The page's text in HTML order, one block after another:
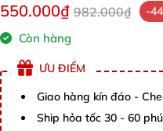
550.000₫ 982.000₫ -
Còn hàng
ƯU ĐIỂM
Giao hàng kín đáo -
Ship hỏa tốc 30 - 60